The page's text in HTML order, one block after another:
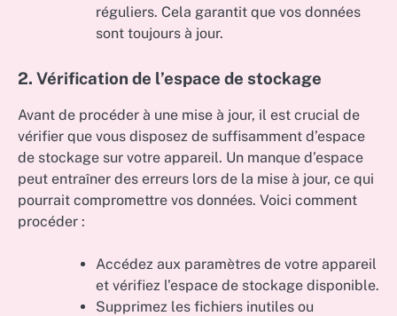
réguliers. Cela garantit que vos données
sont toujours à jour.
2. Vérification de l’espace de stockage
Avant de procéder à une mise à jour, il est crucial de
vérifier que vous disposez de suffisamment d’espace
de stockage sur votre appareil. Un manque d’espace
peut entraîner des erreurs lors de la mise à jour, ce qui
pourrait compromettre vos données. Voici comment
procéder :
Accédez aux paramètres de votre appareil
et vérifiez l’espace de stockage disponible.
Supprimez les fichiers inutiles ou